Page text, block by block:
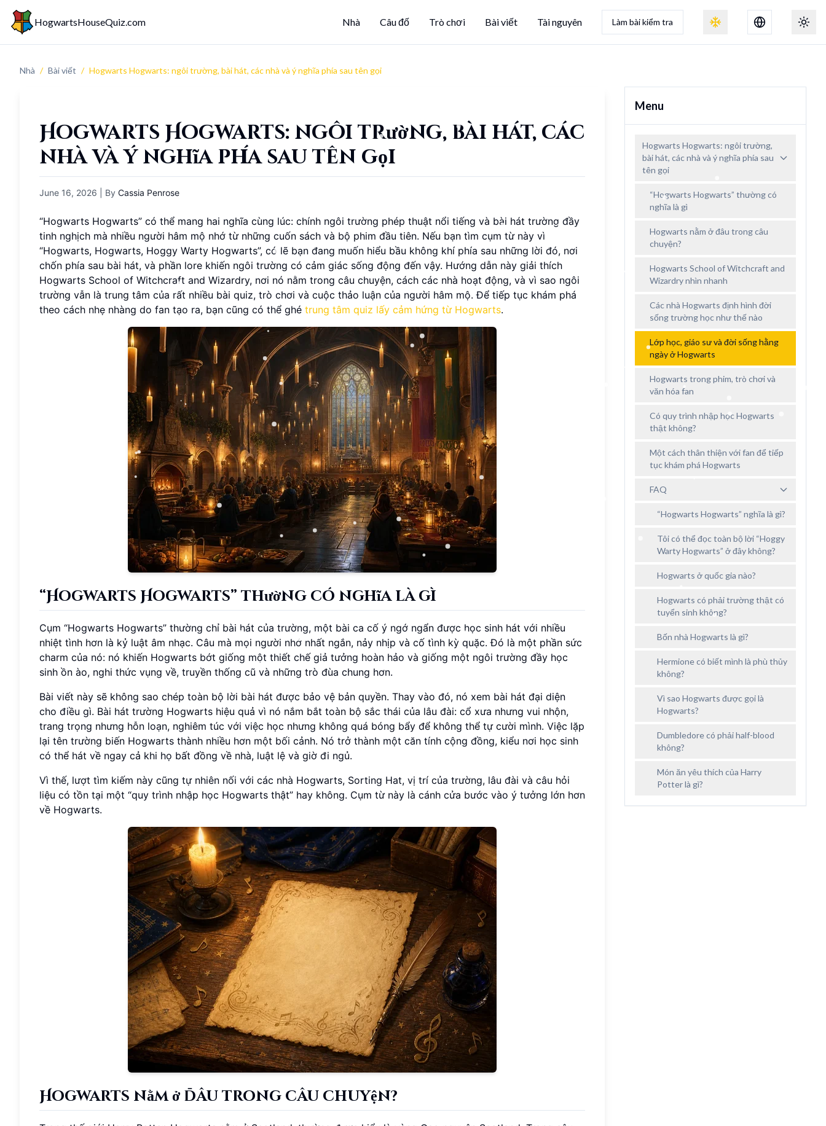
HogwartsHouseQuiz.com Nhà Câu đố Trò chơi Bài viết Tài nguyên Làm bài kiểm tra Chuyển đổi hiệu ứng tuyết
Nhà / Bài viết / Hogwarts Hogwarts: ngôi trường, bài hát, các nhà và ý nghĩa phía sau tên gọi
Hogwarts Hogwarts: ngôi trường, bài hát, các
nhà và ý nghĩa phía sau tên gọi
June 16, 2026 | By Cassia Penrose
“Hogwarts Hogwarts” có thể mang hai nghĩa cùng lúc: chính ngôi trường phép thuật nổi tiếng và bài hát trường đầy
tinh nghịch mà nhiều người hâm mộ nhớ từ những cuốn sách và bộ phim đầu tiên. Nếu bạn tìm cụm từ này vì
“Hogwarts, Hogwarts, Hoggy Warty Hogwarts”, có lẽ bạn đang muốn hiểu bầu không khí phía sau những lời đó, nơi
chốn phía sau bài hát, và phần lore khiến ngôi trường có cảm giác sống động đến vậy. Hướng dẫn này giải thích
Hogwarts School of Witchcraft and Wizardry, nơi nó nằm trong câu chuyện, cách các nhà hoạt động, và vì sao ngôi
trường vẫn là trung tâm của rất nhiều bài quiz, trò chơi và cuộc thảo luận của người hâm mộ. Để tiếp tục khám phá
theo cách nhẹ nhàng do fan tạo ra, bạn cũng có thể ghé trung tâm quiz lấy cảm hứng từ Hogwarts.
“Hogwarts Hogwarts” thường có nghĩa là gì
Cụm “Hogwarts Hogwarts” thường chỉ bài hát của trường, một bài ca cố ý ngớ ngẩn được học sinh hát với nhiều
nhiệt tình hơn là kỷ luật âm nhạc. Câu mà mọi người nhớ nhất ngắn, nảy nhịp và cố tình kỳ quặc. Đó là một phần sức
charm của nó: nó khiến Hogwarts bớt giống một thiết chế giả tưởng hoàn hảo và giống một ngôi trường đầy học
sinh ồn ào, nghi thức vụng về, truyền thống cũ và những trò đùa chung hơn.
Bài viết này sẽ không sao chép toàn bộ lời bài hát được bảo vệ bản quyền. Thay vào đó, nó xem bài hát đại diện
cho điều gì. Bài hát trường Hogwarts hiệu quả vì nó nắm bắt toàn bộ sắc thái của lâu đài: cổ xưa nhưng vui nhộn,
trang trọng nhưng hỗn loạn, nghiêm túc với việc học nhưng không quá bóng bẩy để không thể tự cười mình. Việc lặp
lại tên trường biến Hogwarts thành nhiều hơn một bối cảnh. Nó trở thành một căn tính cộng đồng, kiểu nơi học sinh
có thể hát về ngay cả khi họ bất đồng về nhà, luật lệ và giờ đi ngủ.
Vì thế, lượt tìm kiếm này cũng tự nhiên nối với các nhà Hogwarts, Sorting Hat, vị trí của trường, lâu đài và câu hỏi
liệu có tồn tại một “quy trình nhập học Hogwarts thật” hay không. Cụm từ này là cánh cửa bước vào ý tưởng lớn hơn
về Hogwarts.
Hogwarts nằm ở đâu trong câu chuyện?
Menu
Hogwarts Hogwarts: ngôi trường,
bài hát, các nhà và ý nghĩa phía sau
tên gọi
“Hogwarts Hogwarts” thường có
nghĩa là gì
Hogwarts nằm ở đâu trong câu
chuyện?
Hogwarts School of Witchcraft and
Wizardry nhìn nhanh
Các nhà Hogwarts định hình đời
sống trường học như thế nào
Lớp học, giáo sư và đời sống hằng
ngày ở Hogwarts
Hogwarts trong phim, trò chơi và
văn hóa fan
Có quy trình nhập học Hogwarts
thật không?
Một cách thân thiện với fan để tiếp
tục khám phá Hogwarts
FAQ
“Hogwarts Hogwarts” nghĩa là gì?
Tôi có thể đọc toàn bộ lời “Hoggy
Warty Hogwarts” ở đây không?
Hogwarts ở quốc gia nào?
Hogwarts có phải trường thật có
tuyển sinh không?
Bốn nhà Hogwarts là gì?
Hermione có biết mình là phù thủy
không?
Vì sao Hogwarts được gọi là
Hogwarts?
Dumbledore có phải half-blood
không?
Món ăn yêu thích của Harry
Potter là gì?